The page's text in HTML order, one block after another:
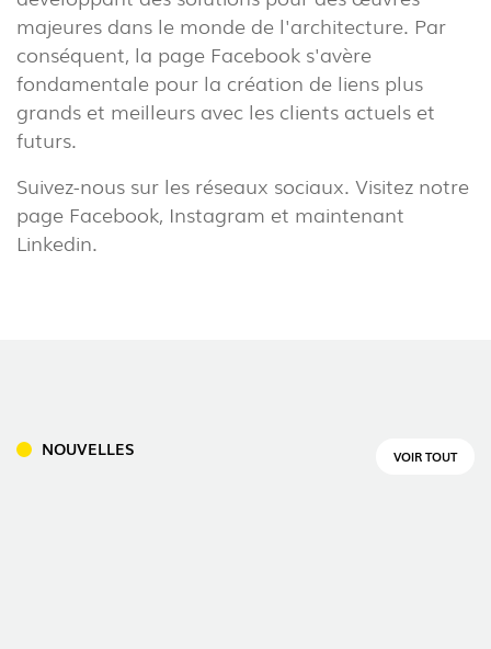
INFORMATION LÉGALE
EXPORLUX
NOUVELLES
CONTACTS
RAPPORTS
majeures dans le monde de l'architecture. Par
conséquent, la page Facebook s'avère
fondamentale pour la création de liens plus
grands et meilleurs avec les clients actuels et
futurs.
Suivez-nous sur les réseaux sociaux. Visitez notre
page Facebook, Instagram et maintenant
Linkedin.
NOUVELLES VOIR TOUT